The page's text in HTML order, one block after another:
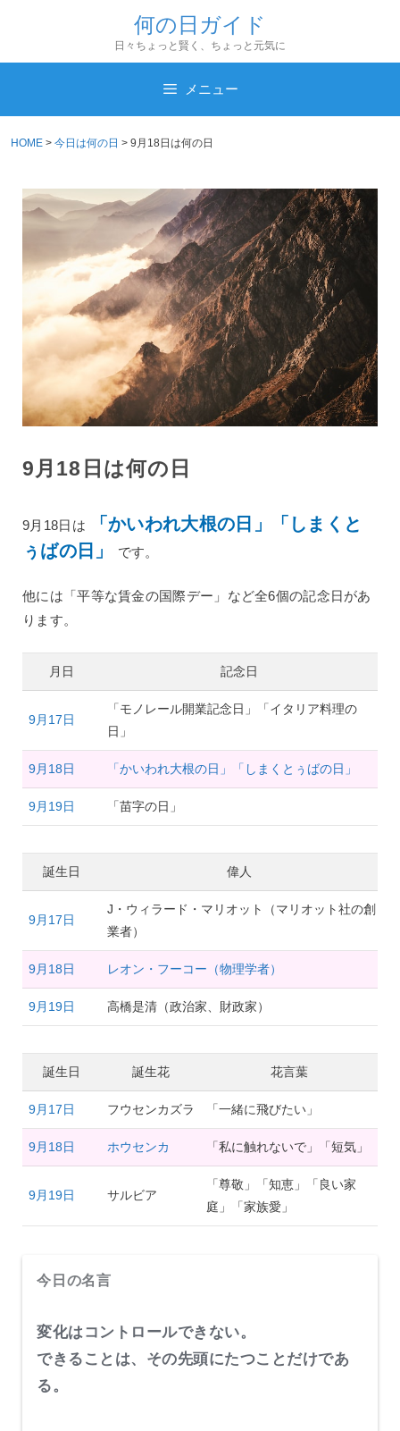
テ
何の日ガイド
日々ちょっと賢く、ちょっと元気に
メニュー
HOME > 今日は何の日 > 9月18日は何の日
9月18日は何の日
9月18日は
「かいわれ大根の日」「しまくと
ぅばの日」
です。
他には「平等な賃金の国際デー」など全6個の記念日があ
ります。
月日 記念日
9月17日
「モノレール開業記念日」「イタリア料理の
日」
9月18日 「かいわれ大根の日」「しまくとぅばの日」
9月19日 「苗字の日」
誕生日 偉人
9月17日
J・ウィラード・マリオット（マリオット社の創
業者）
9月18日 レオン・フーコー（物理学者）
9月19日 高橋是清（政治家、財政家）
誕生日 誕生花 花言葉
9月17日 フウセンカズラ 「一緒に飛びたい」
9月18日 ホウセンカ 「私に触れないで」「短気」
9月19日 サルビア
「尊敬」「知恵」「良い家
庭」「家族愛」
今日の名言
変化はコントロールできない。
できることは、その先頭にたつことだけであ
る。